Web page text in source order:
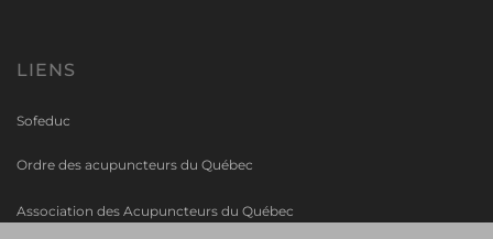
LIENS
Sofeduc
Ordre des acupuncteurs du Québec
Association des Acupuncteurs du Québec